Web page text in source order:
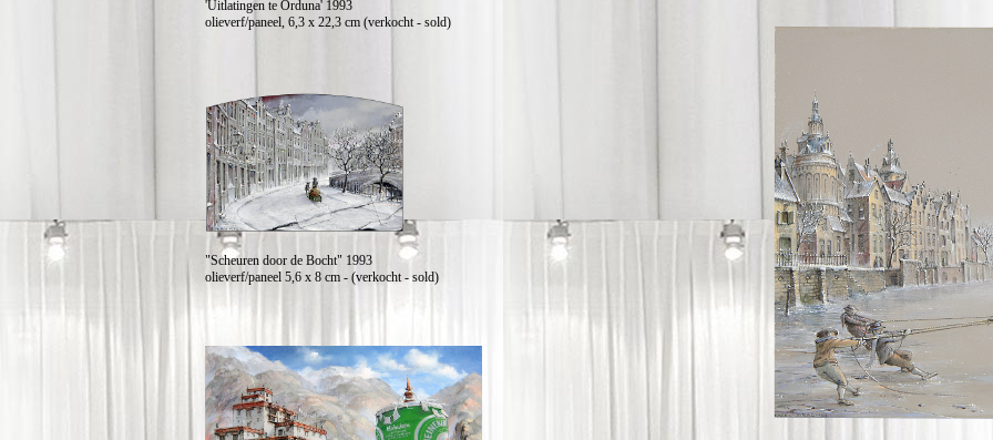
'Uitlatingen te Orduna' 1993
olieverf/paneel, 6,3 x 22,3 cm (verkocht - sold)
"Scheuren door de Bocht" 1993
olieverf/paneel 5,6 x 8 cm - (verkocht - sold)